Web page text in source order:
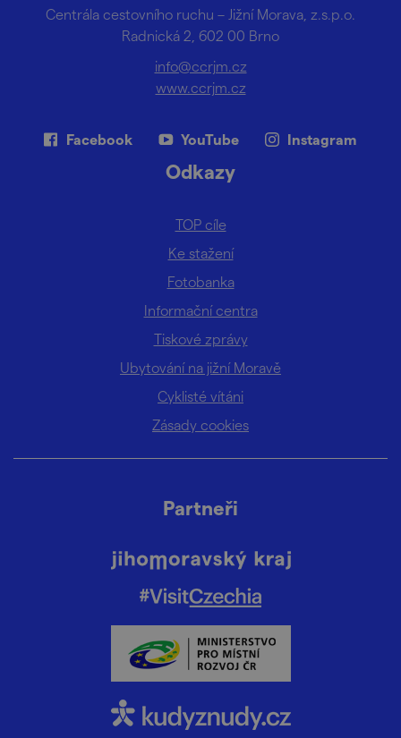
Centrála cestovního ruchu – Jižní Morava, z.s.p.o.
Radnická 2, 602 00 Brno
info@ccrjm.cz
www.ccrjm.cz
Facebook YouTube Instagram
Odkazy
TOP cíle
Ke stažení
Fotobanka
Informační centra
Tiskové zprávy
Ubytování na jižní Moravě
Cyklisté vítáni
Zásady cookies
Partneři